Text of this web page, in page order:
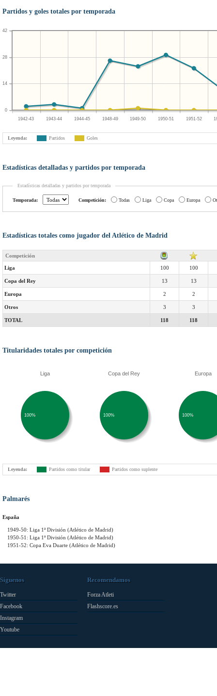
Partidos y goles totales por temporada
1942-43 1943-44 1944-45 1948-49 1949-50 1950-51 1951-52
0
14
28
42
Leyenda: Partidos Goles
Estadísticas detalladas y partidos por temporada
Estadísticas detalladas y partidos por temporada
Temporada: Competición: Todas Liga Copa Europa
Estadísticas totales como jugador del Atlético de Madrid
Competición
Liga 100 100
Copa del Rey 13 13
Europa 2 2
Otros 3 3
TOTAL 118 118
Titularidades totales por competición
Liga
100%
Copa del Rey
100%
Europa
100%
Leyenda: Partidos como titular Partidos como suplente
Palmarés
España
1949-50: Liga 1ª División (Atlético de Madrid)
1950-51: Liga 1ª División (Atlético de Madrid)
1951-52: Copa Eva Duarte (Atlético de Madrid)
Síguenos
Twitter
Facebook
Instagram
Youtube
Recomendamos
Forza Atleti
Flashscore.es